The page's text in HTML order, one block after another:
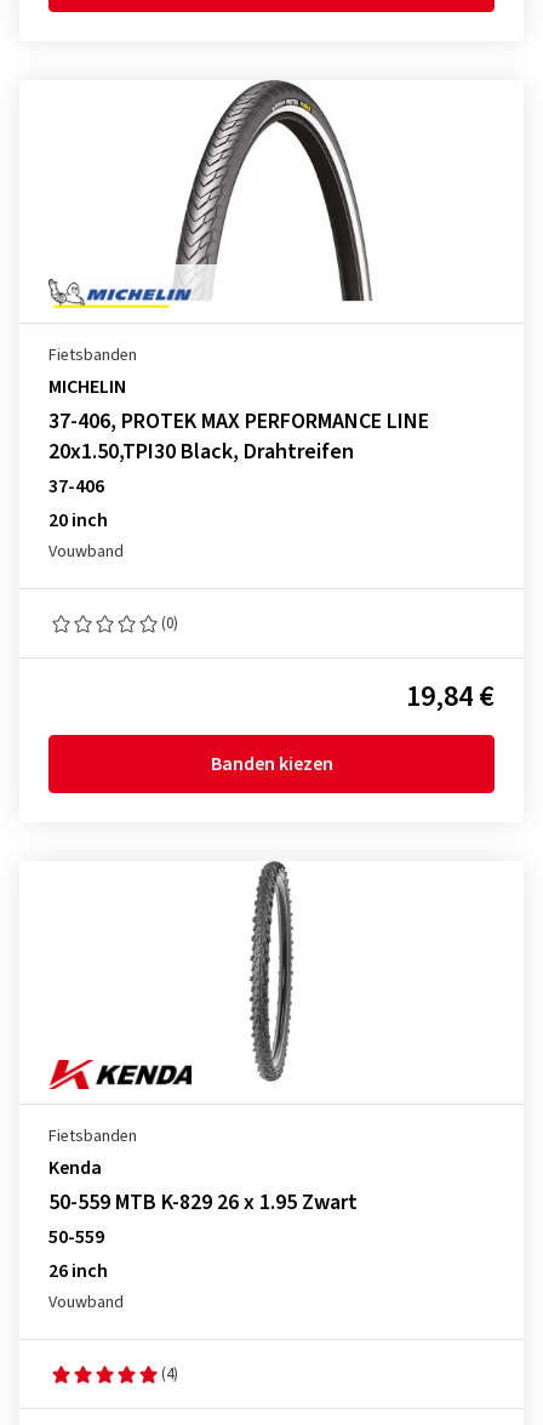
Fietsbanden
MICHELIN
37-406, PROTEK MAX PERFORMANCE LINE
20x1.50,TPI30 Black, Drahtreifen
37-406
20 inch
Vouwband
(0)
19,84 €
Banden kiezen
Fietsbanden
Kenda
50-559 MTB K-829 26 x 1.95 Zwart
50-559
26 inch
Vouwband
(4)